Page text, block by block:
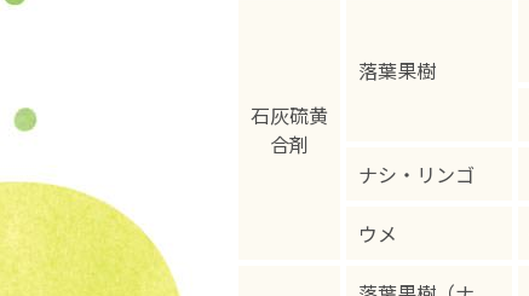
石灰硫黄
合剤
落葉果樹
ナシ・リンゴ
ウメ